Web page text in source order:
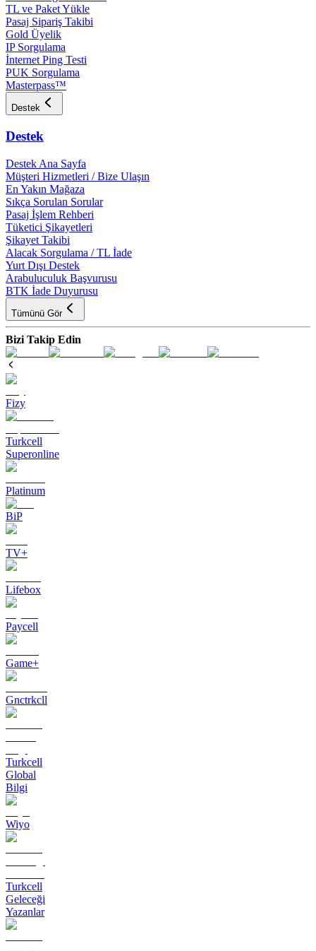
TL ve Paket Yükle
Pasaj Sipariş Takibi
Gold Üyelik
IP Sorgulama
İnternet Ping Testi
PUK Sorgulama
Masterpass™
Destek
Destek
Destek Ana Sayfa
Müşteri Hizmetleri / Bize Ulaşın
En Yakın Mağaza
Sıkça Sorulan Sorular
Pasaj İşlem Rehberi
Tüketici Şikayetleri
Şikayet Takibi
Alacak Sorgulama / TL İade
Yurt Dışı Destek
Arabuluculuk Başvurusu
BTK İade Duyurusu
Tümünü Gör
Bizi Takip Edin
Fizy
Turkcell
Superonline
Platinum
BiP
TV+
Lifebox
Paycell
Game+
Gnctrkcll
Turkcell
Global
Bilgi
Wiyo
Turkcell
Geleceği
Yazanlar